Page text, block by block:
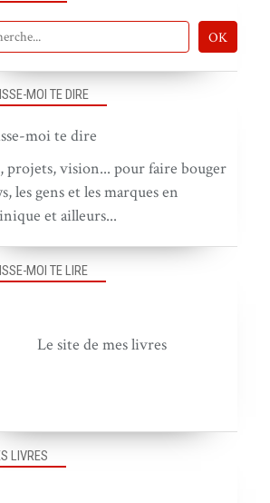
MOI TE DIRE
projets, vision... pour faire bouger
les gens et les marques en
et ailleurs...
LIVRES
MOI TE LIRE
Le site de mes livres